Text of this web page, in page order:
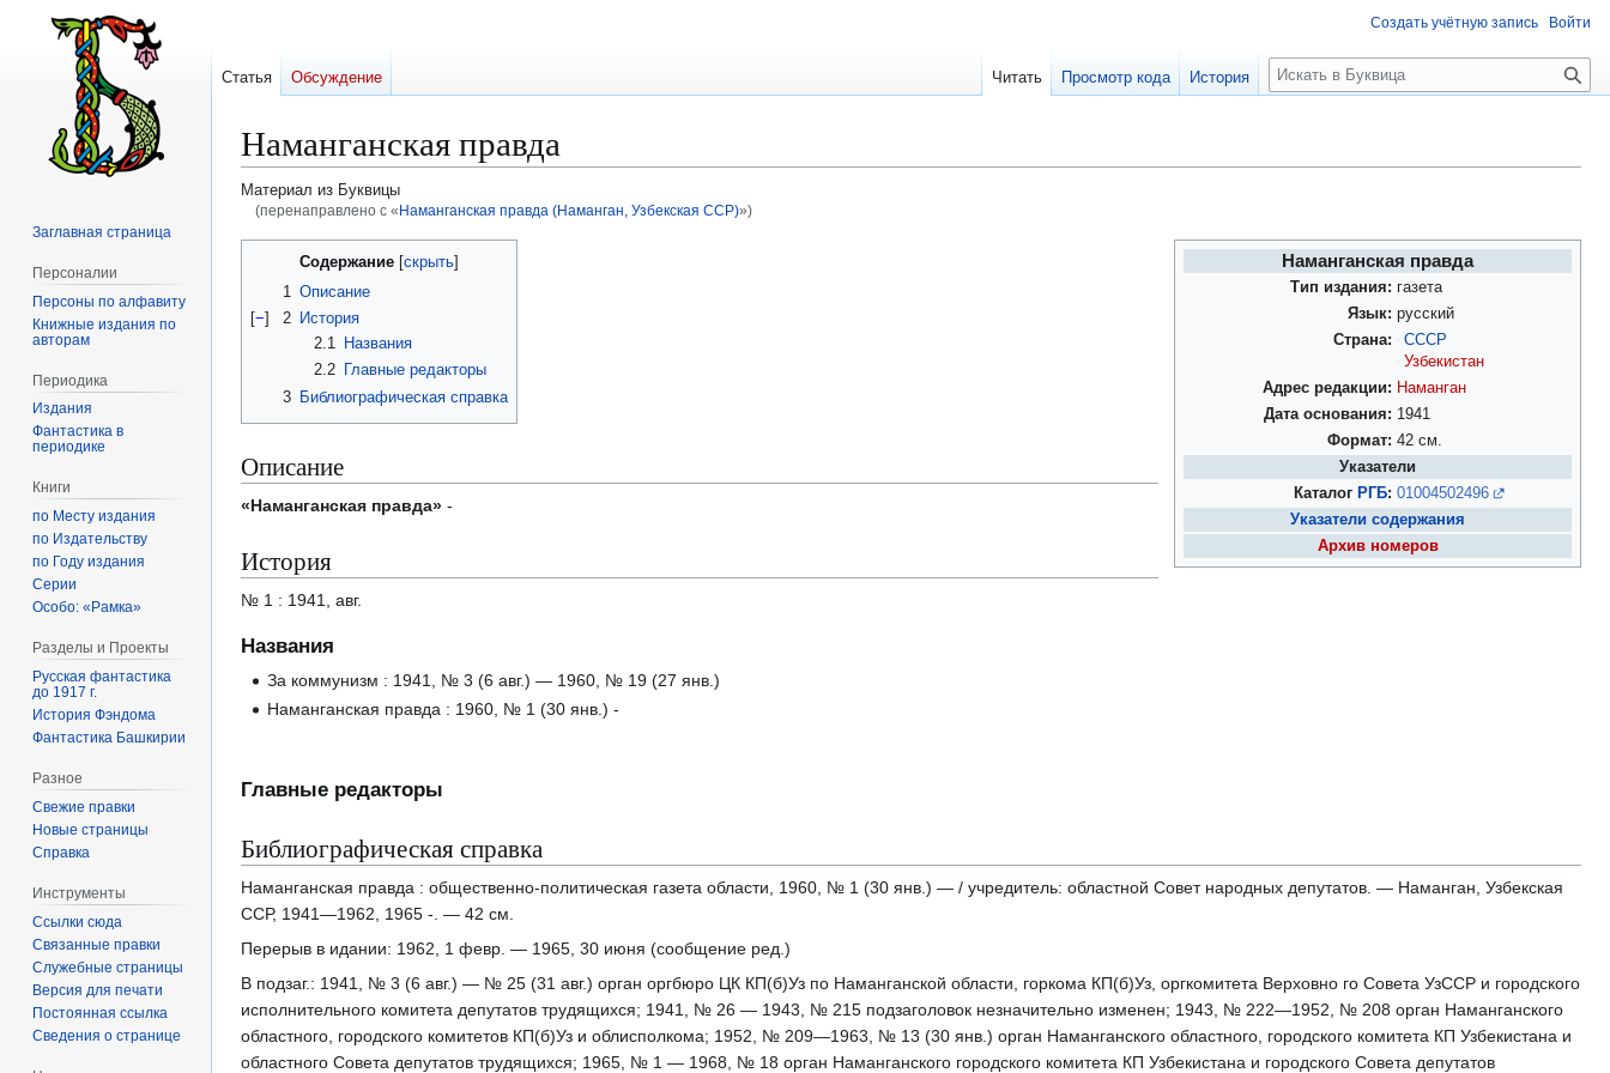
Наманганская правда
Материал из Буквицы
(перенаправлено с « Наманганская правда (Наманган, Узбекская ССР)»)
Перейти
Перейти
Наманганская правда
Тип издания: газета
Язык: русский
Страна:
СССР
Узбекистан
Адрес редакции: Наманган
Дата основания: 1941
Формат: 42 см.
Указатели
Каталог РГБ: 01004502496
Указатели содержания
Архив номеров
Содержание
1 Описание
[−] 2
История
2.1
Названия
2.2 Главные редакторы
3 Библиографическая справка
Описание
«Наманганская правда» -
История
№ 1 : 1941, авг.
Названия
За коммунизм : 1941, № 3 (6 авг.) — 1960, № 19 (27 янв.)
Наманганская правда : 1960, № 1 (30 янв.) -
Главные редакторы
Библиографическая справка
Наманганская правда : общественно-политическая газета области, 1960, № 1 (30 янв.) — / учредитель: областной Совет народных депутатов. — Наманган, Узбекская
ССР, 1941—1962, 1965 -. — 42 см.
Перерыв в идании: 1962, 1 февр. — 1965, 30 июня (сообщение ред.)
В подзаг.: 1941, № 3 (6 авг.) — № 25 (31 авг.) орган оргбюро ЦК КП(б)Уз по Наманганской области, горкома КП(б)Уз, оргкомитета Верховно го Совета УзССР и городского
исполнительного комитета депутатов трудящихся; 1941, № 26 — 1943, № 215 подзаголовок незначительно изменен; 1943, № 222—1952, № 208 орган Наманганского
областного, городского комитетов КП(б)Уз и облисполкома; 1952, № 209—1963, № 13 (30 янв.) орган Наманганского областного, городского комитета КП Узбекистана и
областного Совета депутатов трудящихся; 1965, № 1 — 1968, № 18 орган Наманганского городского комитета КП Узбекистана и городского Совета депутатов
Создать учётную запись Войти
Статья Обсуждение Читать Просмотр кода История
П
о
к
Заглавная страница
Персоналии
Персоны по алфавиту
Книжные издания по
авторам
Периодика
Издания
Фантастика в
периодике
Книги
по Месту издания
по Издательству
по Году издания
Серии
Особо: «Рамка»
Разделы и Проекты
Русская фантастика
до 1917 г.
История Фэндома
Фантастика Башкирии
Разное
Свежие правки
Новые страницы
Справка
Инструменты
Ссылки сюда
Связанные правки
Служебные страницы
Версия для печати
Постоянная ссылка
Сведения о странице